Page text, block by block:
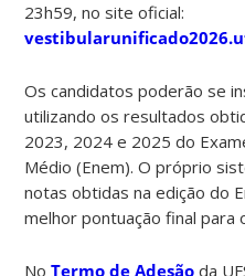
23h59, no site oficial:
Os candidatos poderão se
utilizando os resultados
2023, 2024 e 2025 do
Médio (Enem). O próprio
notas obtidas na edição do
melhor pontuação final para
NoTermo de Adesão da